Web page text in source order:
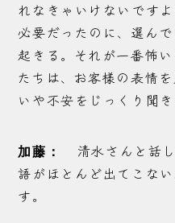
れなきゃいけないです
必要だったのに、選ん
起きる。それが一番怖
たちは、お客様の表情
いや不安をじっくり聞き
加藤：
清水さんと話
語がほとんど出てこな
す。